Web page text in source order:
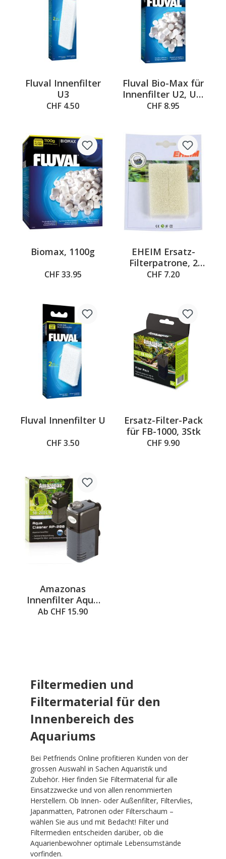
Fluval Innenfilter
U3
CHF 4.50
Fluval Bio-Max für
Innenfilter U2, U3,
U4
CHF 8.95
Biomax, 1100g
CHF 33.95
EHEIM Ersatz-
Filterpatrone, 2
Stück
CHF 7.20
Fluval Innenfilter U
CHF 3.50
Ersatz-Filter-Pack
für FB-1000, 3Stk
CHF 9.90
Amazonas
Innenfilter Aqua
Cleaner RP, 50l/h –
Ab CHF 15.90
Filtermedien und
Filtermaterial für den
Innenbereich des
Aquariums
Bei Petfriends Online profitieren Kunden von der
grossen Auswahl in Sachen Aquaristik und
Zubehör. Hier finden Sie Filtermaterial für alle
Einsatzzwecke und von allen renommierten
Herstellern. Ob Innen- oder Außenfilter, Filtervlies,
Japanmatten, Patronen oder Filterschaum –
wählen Sie aus und mit Bedacht! Filter und
Filtermedien entscheiden darüber, ob die
Aquarienbewohner optimale Lebensumstände
vorfinden.